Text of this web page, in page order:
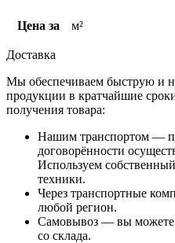
Цена за м²
Доставка
Мы обеспечиваем быструю и
продукции в кратчайшие
получения товара:
Нашим транспортом —
договорённости
Используем
техники.
Через транспортные
любой регион.
Самовывоз — вы можете
со склада.